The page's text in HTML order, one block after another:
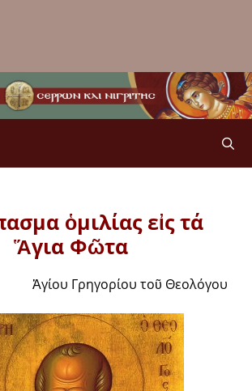
ὁμιλίας εἰς τά
Ἅγια Φῶτα
Ἁγίου Γρηγορίου τοῦ Θεολόγου